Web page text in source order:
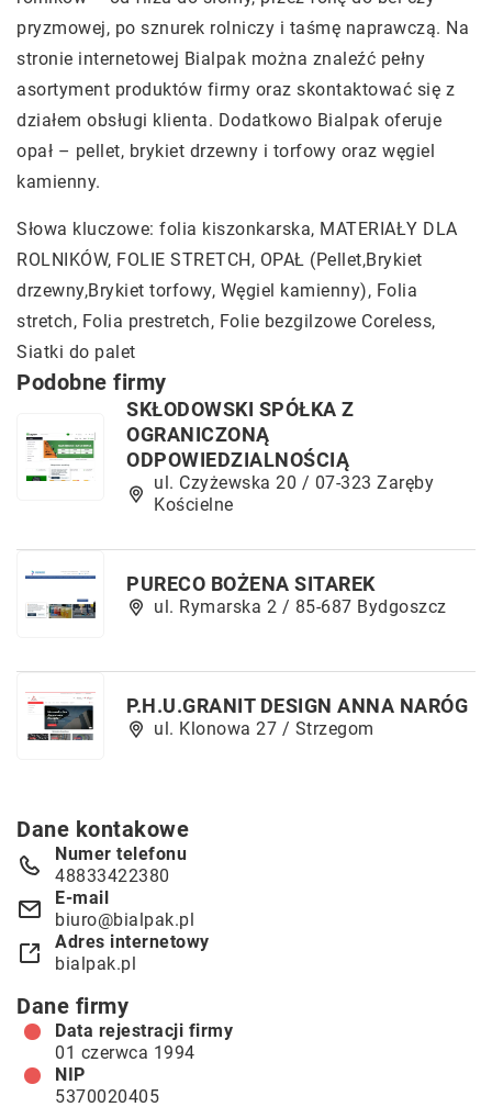
pryzmowej, po sznurek rolniczy i taśmę naprawczą. Na
stronie internetowej Bialpak można znaleźć pełny
asortyment produktów firmy oraz skontaktować się z
działem obsługi klienta. Dodatkowo Bialpak oferuje
opał – pellet, brykiet drzewny i torfowy oraz węgiel
kamienny.
Słowa kluczowe: folia kiszonkarska, MATERIAŁY DLA
ROLNIKÓW, FOLIE STRETCH, OPAŁ (Pellet,Brykiet
drzewny,Brykiet torfowy, Węgiel kamienny), Folia
stretch, Folia prestretch, Folie bezgilzowe Coreless,
Siatki do palet
Podobne firmy
SKŁODOWSKI SPÓŁKA Z
OGRANICZONĄ
ODPOWIEDZIALNOŚCIĄ
ul. Czyżewska 20 / 07-323 Zaręby
Kościelne
PURECO BOŻENA SITAREK
ul. Rymarska 2 / 85-687 Bydgoszcz
P.H.U.GRANIT DESIGN ANNA NARÓG
ul. Klonowa 27 / Strzegom
Dane kontakowe
Numer telefonu
48833422380
E-mail
biuro@bialpak.pl
Adres internetowy
bialpak.pl
Dane firmy
Data rejestracji firmy
01 czerwca 1994
NIP
5370020405